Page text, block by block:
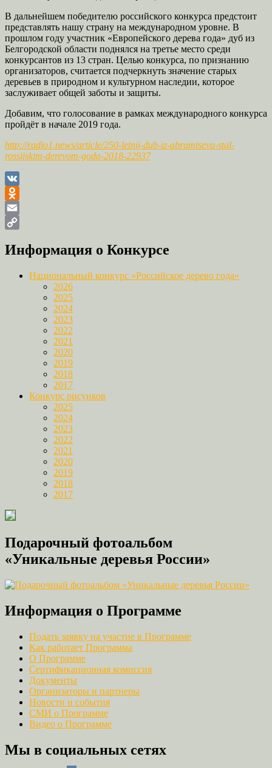
В дальнейшем победителю российского конкурса предстоит
представлять нашу страну на международном уровне. В
прошлом году участник «Европейского дерева года» дуб из
Белгородской области поднялся на третье место среди
конкурсантов из 13 стран. Целью конкурса, по признанию
организаторов, считается подчеркнуть значение старых
деревьев в природном и культурном наследии, которое
заслуживает общей заботы и защиты.
Добавим, что голосование в рамках международного конкурса
пройдёт в начале 2019 года.
http://radio1.news/article/250-letnij-dub-iz-abramtseva-stal-
rossijskim-derevom-goda-2018-22937
VK
Odnoklassniki
Email
Link
Информация о Конкурсе
Национальный конкурс «Российское дерево года»
2026
2025
2024
2023
2022
2021
2020
2019
2018
2017
Конкурс рисунков
2025
2024
2023
2022
2021
2020
2019
2018
2017
Подарочный фотоальбом
«Уникальные деревья России»
Информация о Программе
Подать заявку на участие в Программе
Как работает Программа
О Программе
Сертификационная комиссия
Документы
Организаторы и партнеры
Новости и события
СМИ о Программе
Видео о Программе
Мы в социальных сетях